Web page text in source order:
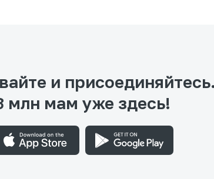
и присоединяйтесь.
млн мам уже здесь!